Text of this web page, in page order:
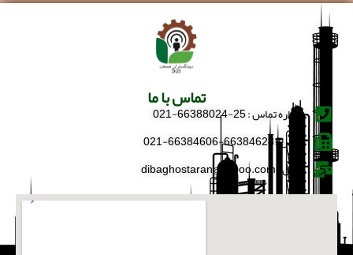
تماس با ما
شماره تماس : 25-66388024-021
فکس : 66384628-66384606-021
ایمیل : dibaghostaran@yahoo.com